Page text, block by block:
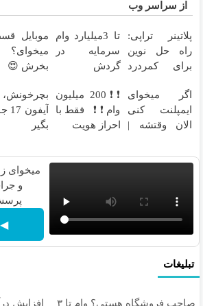
از سراسر وب
پلاتینر تراپی:
راه حل نوین
برای کمردرد
تا 3میلیارد وام
سرمایه در
گردش
فروشگاهت رو
ثبت کن
موبایل
میخوای؟
بخرش 😍
اگر میخوای
ایمپلنت کنی
الان وقتشه |
میلیون
❗❗200 میلیون
وام❗❗ فقط با
احراز هویت
بچرخونش،
بگیر
میخوای
و
تبلیغات
صاحب فروشگاه هستی؟ وام تا ۳
افزایش